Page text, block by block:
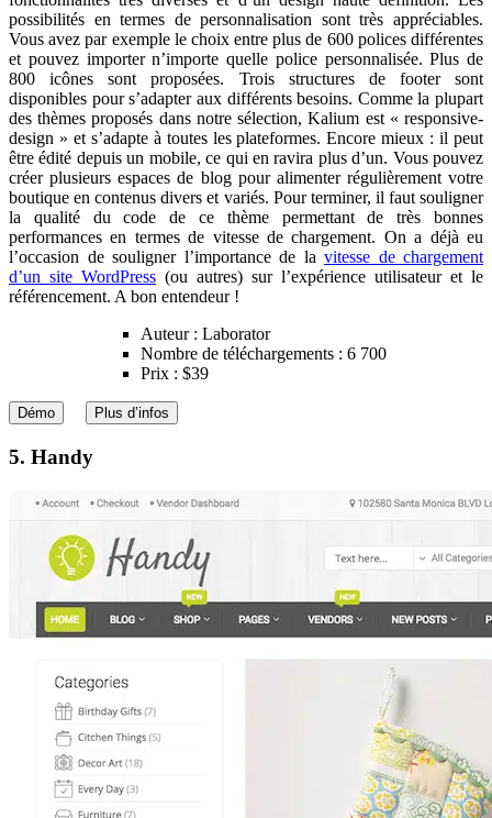
possibilités en termes de personnalisation sont très appréciables.
Vous avez par exemple le choix entre plus de 600 polices différentes
et pouvez importer n’importe quelle police personnalisée. Plus de
800 icônes sont proposées. Trois structures de footer sont
disponibles pour s’adapter aux différents besoins. Comme la plupart
des thèmes proposés dans notre sélection, Kalium est « responsive-
design » et s’adapte à toutes les plateformes. Encore mieux : il peut
être édité depuis un mobile, ce qui en ravira plus d’un. Vous pouvez
créer plusieurs espaces de blog pour alimenter régulièrement votre
boutique en contenus divers et variés. Pour terminer, il faut souligner
la qualité du code de ce thème permettant de très bonnes
performances en termes de vitesse de chargement. On a déjà eu
l’occasion de souligner l’importance de la vitesse de chargement
d’un site WordPress (ou autres) sur l’expérience utilisateur et le
référencement. A bon entendeur !
Auteur : Laborator
Nombre de téléchargements : 6 700
Prix : $39
Démo Plus d’infos
5. Handy